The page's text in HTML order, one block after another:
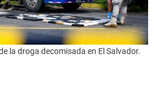
la droga decomisada en El Salvador.